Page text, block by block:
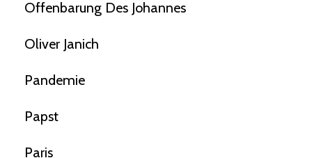
Offenbarung Des Johannes
Oliver Janich
Pandemie
Papst
Paris